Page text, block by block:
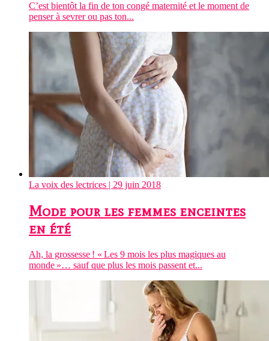
C’est bientôt la fin de ton congé maternité et le moment de
penser à sevrer ou pas ton...
La voix des lectrices | 29 juin 2018
Mode pour les femmes enceintes
en été
Ah, la grossesse ! « Les 9 mois les plus magiques au
monde »… sauf que plus les mois passent et...